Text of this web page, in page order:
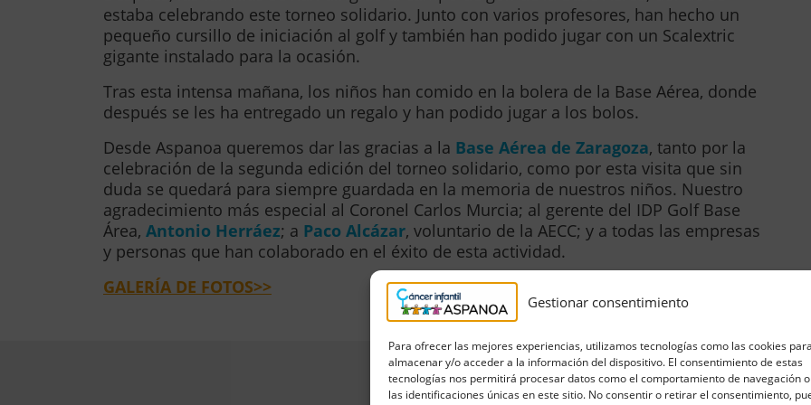
Gestionar consentimiento
Para ofrecer las mejores experiencias, utilizamos tecnologías como las cookies para
almacenar y/o acceder a la información del dispositivo. El consentimiento de estas
tecnologías nos permitirá procesar datos como el comportamiento de navegación o
las identificaciones únicas en este sitio. No consentir o retirar el consentimiento,
estaba celebrando este torneo solidario. Junto con varios profesores, han hecho un
pequeño cursillo de iniciación al golf y también han podido jugar con un Scalextric
gigante instalado para la ocasión.
Tras esta intensa mañana, los niños han comido en la bolera de la Base Aérea, donde
después se les ha entregado un regalo y han podido jugar a los bolos.
Desde Aspanoa queremos dar las gracias a la Base Aérea de Zaragoza, tanto por la
celebración de la segunda edición del torneo solidario, como por esta visita que sin
duda se quedará para siempre guardada en la memoria de nuestros niños. Nuestro
agradecimiento más especial al Coronel Carlos Murcia; al gerente del IDP Golf Base
Área, Antonio Herráez; a Paco Alcázar, voluntario de la AECC; y a todas las empresas
y personas que han colaborado en el éxito de esta actividad.
GALERÍA DE FOTOS>>